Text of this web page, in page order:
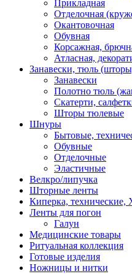
Прикладная
Отделочная
Окантовочная
Обувная
Корсажная,
Атласная,
Занавески, тюль
Занавески
Полотно тюль
Скатерти,
Шторы тюлевые
Шнуры
Бытовые,
Обувные
Отделочные
Эластичные
Велкро/липучка
Шторные ленты
Киперка, технические,
Ленты для погон
Галун
Медицинские товары
Ритуальная коллекция
Готовые изделия
Ножницы и нитки